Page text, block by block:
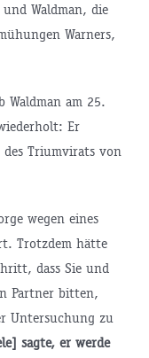
Waldman, die
Warners,
Waldman am 25.
Er
Triumvirats von
wegen eines
Trotzdem hätte
dass Sie und
Partner bitten,
Untersuchung zu
sagte, er werde